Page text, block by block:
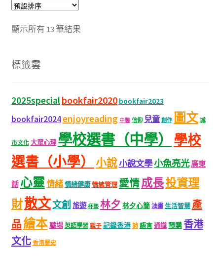
顯示所有 13 筆結果
標籤雲
2025specialbookfair2020 bookfair2023
bookfair2024enjoyreading 中醫 信仰 兒童 創作 圖文 城
市文化 大眾心理 學校選書（中學）
學校
選書（小學）
小說小說文學小魚亮光廣東
話 心靈情緒情緒健康情緒管理 愛情成長投資理
財散文文創 旅遊 杯墊 林夕 林夕心簡 油畫 生活智慧產
品繪本職場 英語學習 親子 記錄香港 詩 語言通識預購香港
文化 香港歷史